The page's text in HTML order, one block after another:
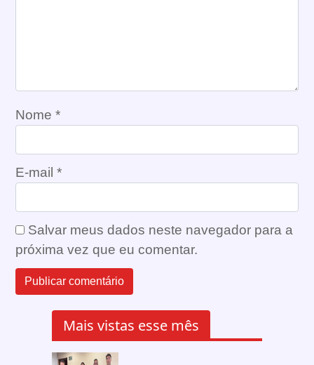
Nome *
E-mail *
Salvar meus dados neste navegador para a
próxima vez que eu comentar.
Mais vistas esse mês